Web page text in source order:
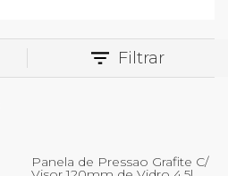
Filtrar
Panela de Pressao Grafite C/